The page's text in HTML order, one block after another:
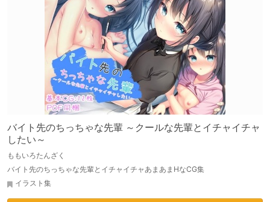
バイト先のちっちゃな先輩 ～クールな先輩とイチャイチャ
したい～
ももいろたんざく
バイト先のちっちゃな先輩とイチャイチャあまあまHなCG集
イラスト集